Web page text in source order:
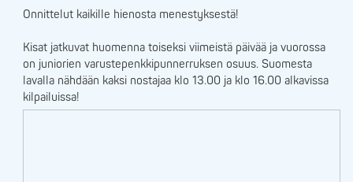
Onnittelut kaikille hienosta menestyksestä!
Kisat jatkuvat huomenna toiseksi viimeistä päivää ja vuorossa
on juniorien varustepenkkipunnerruksen osuus. Suomesta
lavalla nähdään kaksi nostajaa klo 13.00 ja klo 16.00 alkavissa
kilpailuissa!